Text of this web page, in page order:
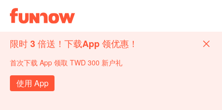
限时 3 倍送！下载App 领优惠！
首次下载 App 领取 TWD 300 新户礼
使用 App